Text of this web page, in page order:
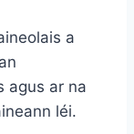
a
agus ar na
léi.